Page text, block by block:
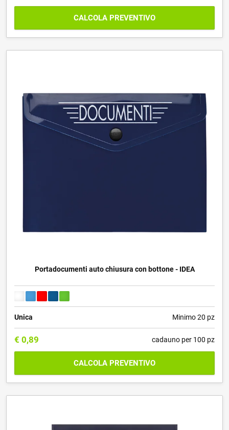
CALCOLA PREVENTIVO
Portadocumenti auto chiusura con bottone - IDEA
Unica Minimo 20 pz
€ 0,89 cadauno per 100 pz
CALCOLA PREVENTIVO